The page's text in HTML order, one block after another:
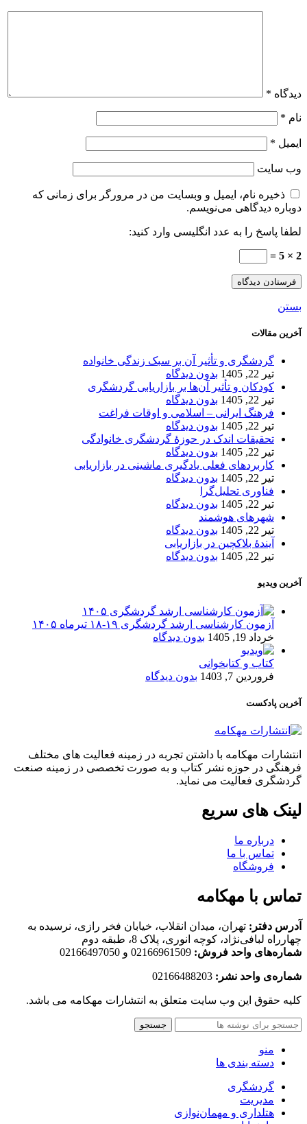
دیدگاه *
نام *
ایمیل *
وب‌ سایت
ذخیره نام، ایمیل و وبسایت من در مرورگر برای زمانی که
دوباره دیدگاهی می‌نویسم.
لطفا پاسخ را به عدد انگلیسی وارد کنید:
2 × 5 =
بستن
آخرین مقالات
گردشگری و تأثیر آن بر سبک زندگی خانواده
تیر 22, 1405
بدون دیدگاه
کودکان و تأثیر آن‌ها بر بازاریابی گردشگری
تیر 22, 1405
بدون دیدگاه
فرهنگ ایرانی – اسلامی و اوقات فراغت
تیر 22, 1405
بدون دیدگاه
تحقیقات اندک در حوزۀ گردشگری خانوادگی
تیر 22, 1405
بدون دیدگاه
کاربردهای فعلی یادگیری ماشینی در بازاریابی
تیر 22, 1405
بدون دیدگاه
فناوری تحلیل‌گرا
تیر 22, 1405
بدون دیدگاه
شهرهای هوشمند
تیر 22, 1405
بدون دیدگاه
آیندۀ بلاکچین در بازاریابی
تیر 22, 1405
بدون دیدگاه
آخرین ویدیو
آزمون کارشناسی ارشد گردشگری ۱۹-۱۸ تیرماه ۱۴۰۵
خرداد 19, 1405
بدون دیدگاه
کتاب و کتابخوانی
فروردین 7, 1403
بدون دیدگاه
آخرین پادکست
انتشارات مهکامه با داشتن تجربه در زمینه فعالیت های مختلف
فرهنگی در حوزه نشر کتاب و به صورت تخصصی در زمینه صنعت
گردشگری فعالیت می نماید.
لینک های سریع
درباره ما
تماس با ما
فروشگاه
تماس با مهکامه
آدرس دفتر: تهران، میدان انقلاب، خیابان فخر رازی، نرسیده به
چهارراه لبافی‌نژاد، کوچه انوری، پلاک 8، طبقه دوم
شماره‌های واحد فروش: 02166961509 و 02166497050
شماره‌‌ی واحد نشر:
کلیه حقوق این وب سایت متعلق به انتشارات مهکامه می باشد.
جستجو
منو
دسته بندی ها
گردشگری
مدیریت
هتلداری و مهمان‌نوازی